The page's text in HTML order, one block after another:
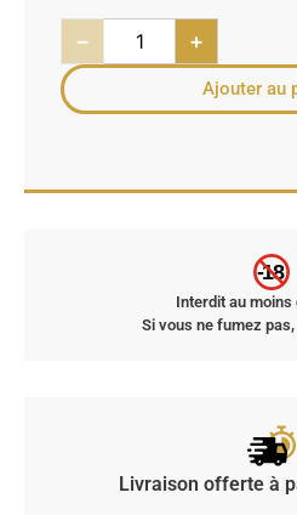
− +
Ajouter au
-18
Interdit au moins
Si vous ne fumez
Livraison offerte à